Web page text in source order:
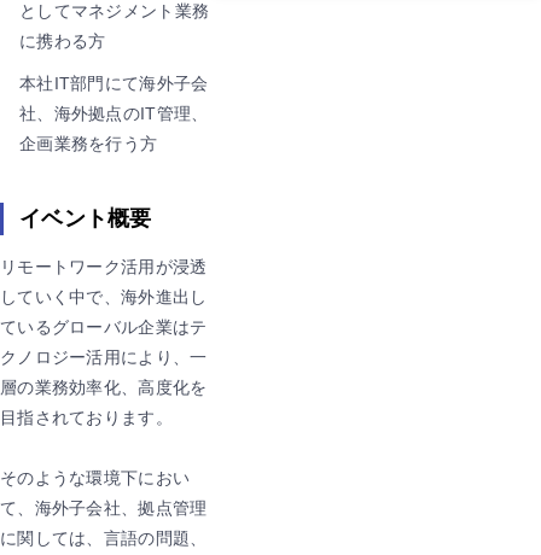
としてマネジメント業務
に携わる方
本社IT部門にて海外子会
社、海外拠点のIT管理、
企画業務を行う方
イベント概要
リモートワーク活用が浸透
していく中で、海外進出し
ているグローバル企業はテ
クノロジー活用により、一
層の業務効率化、高度化を
目指されております。
そのような環境下におい
て、海外子会社、拠点管理
に関しては、言語の問題、